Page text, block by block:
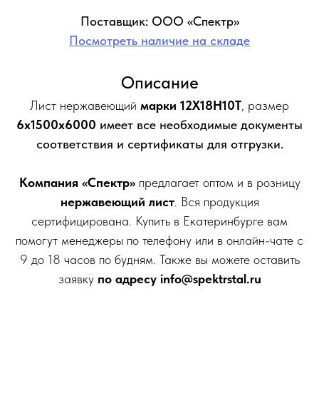
Поставщик: ООО «Спектр»
Посмотреть наличие на складе
Описание
Лист нержавеющий марки 12Х18Н10Т, размер
6х1500х6000 имеет все необходимые документы
соответствия и сертификаты для отгрузки.
Компания «Спектр» предлагает оптом и в розницу
нержавеющий лист. Вся продукция
сертифицирована. Купить в Екатеринбурге вам
помогут менеджеры по телефону или в онлайн-чате с
9 до 18 часов по будням. Также вы можете оставить
заявку по адресу info@spektrstal.ru